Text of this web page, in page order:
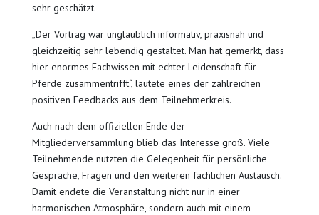
sehr geschätzt.
„Der Vortrag war unglaublich informativ, praxisnah und
gleichzeitig sehr lebendig gestaltet. Man hat gemerkt, dass
hier enormes Fachwissen mit echter Leidenschaft für
Pferde zusammentrifft“, lautete eines der zahlreichen
positiven Feedbacks aus dem Teilnehmerkreis.
Auch nach dem offiziellen Ende der
Mitgliederversammlung blieb das Interesse groß. Viele
Teilnehmende nutzten die Gelegenheit für persönliche
Gespräche, Fragen und den weiteren fachlichen Austausch.
Damit endete die Veranstaltung nicht nur in einer
harmonischen Atmosphäre, sondern auch mit einem